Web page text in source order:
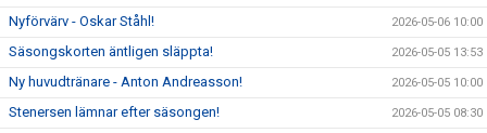
Nyförvärv - Oskar Ståhl! 2026-05-06 10:00
Säsongskorten äntligen släppta! 2026-05-05 13:53
Ny huvudtränare - Anton Andreasson! 2026-05-05 10:00
Stenersen lämnar efter säsongen! 2026-05-05 08:30